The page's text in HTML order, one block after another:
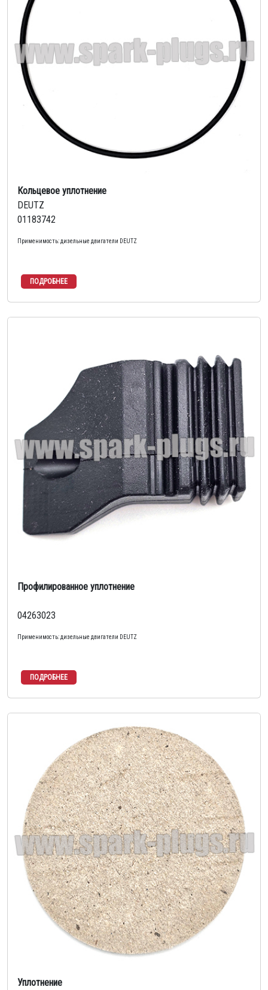
Кольцевое уплотнение
DEUTZ
01183742
Применимость: дизельные двигатели DEUTZ
Профилированное уплотнение
04263023
Применимость: дизельные двигатели DEUTZ
Уплотнение